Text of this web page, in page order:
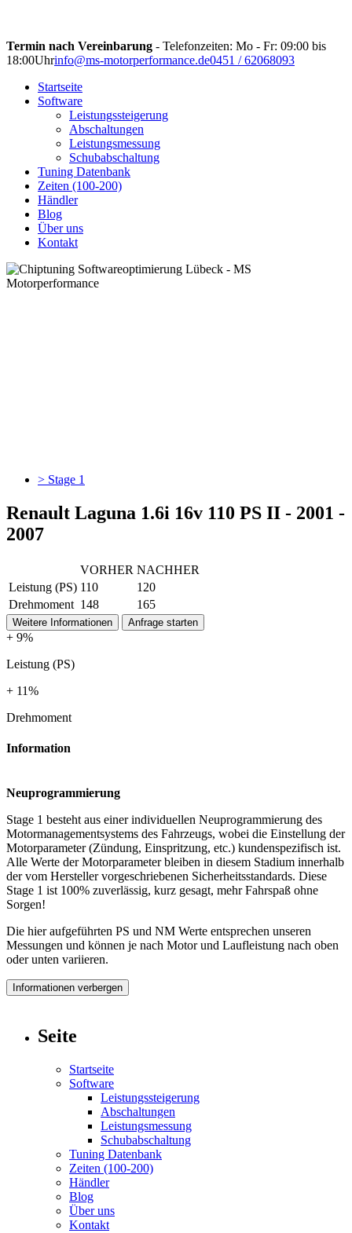
Termin nach Vereinbarung - Telefonzeiten: Mo - Fr: 09:00 bis
18:00Uhrinfo@ms-motorperformance.de0451 / 62068093
Startseite
Software
Leistungssteigerung
Abschaltungen
Leistungsmessung
Schubabschaltung
Tuning Datenbank
Zeiten (100-200)
Händler
Blog
Über uns
Kontakt
> Stage 1
Renault Laguna 1.6i 16v 110 PS II - 2001 -
2007
VORHER NACHHER
Leistung (PS) 110
120
Drehmoment 148 165
Weitere Informationen Anfrage starten
+ 9%
Leistung (PS)
+ 11%
Drehmoment
Information
Neuprogrammierung
Stage 1 besteht aus einer individuellen Neuprogrammierung des
Motormanagementsystems des Fahrzeugs, wobei die Einstellung der
Motorparameter (Zündung, Einspritzung, etc.) kundenspezifisch ist.
Alle Werte der Motorparameter bleiben in diesem Stadium innerhalb
der vom Hersteller vorgeschriebenen Sicherheitsstandards. Diese
Stage 1 ist 100% zuverlässig, kurz gesagt, mehr Fahrspaß ohne
Sorgen!
Die hier aufgeführten PS und NM Werte entsprechen unseren
Messungen und können je nach Motor und Laufleistung nach oben
oder unten variieren.
Informationen verbergen
Seite
Startseite
Software
Leistungssteigerung
Abschaltungen
Leistungsmessung
Schubabschaltung
Tuning Datenbank
Zeiten (100-200)
Händler
Blog
Über uns
Kontakt